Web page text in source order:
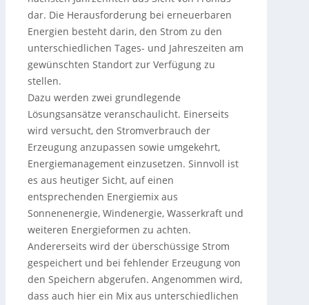
dar. Die Herausforderung bei erneuerbaren
Energien besteht darin, den Strom zu den
unterschiedlichen Tages- und Jahreszeiten am
gewünschten Standort zur Verfügung zu
stellen.
Dazu werden zwei grundlegende
Lösungsansätze veranschaulicht. Einerseits
wird versucht, den Stromverbrauch der
Erzeugung anzupassen sowie umgekehrt,
Energiemanagement einzusetzen. Sinnvoll ist
es aus heutiger Sicht, auf einen
entsprechenden Energiemix aus
Sonnenenergie, Windenergie, Wasserkraft und
weiteren Energieformen zu achten.
Andererseits wird der überschüssige Strom
gespeichert und bei fehlender Erzeugung von
den Speichern abgerufen. Angenommen wird,
dass auch hier ein Mix aus unterschiedlichen